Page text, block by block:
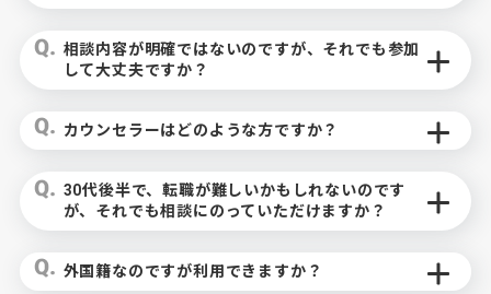
相談内容が明確ではないのですが、それでも参加
して大丈夫ですか？
カウンセラーはどのような方ですか？
30代後半で、転職が難しいかもしれないのです
が、それでも相談にのっていただけますか？
外国籍なのですが利用できますか？